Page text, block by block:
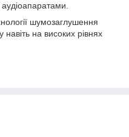
аудіоапаратами.
шумозаглушення
навіть на високих рівнях